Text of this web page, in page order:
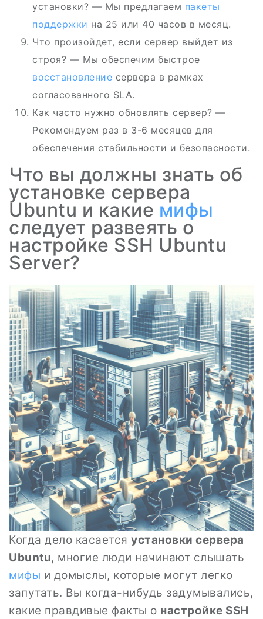
установки? — Мы предлагаем пакеты
поддержки на 25 или 40 часов в месяц.
Что произойдет, если сервер выйдет из
строя? — Мы обеспечим быстрое
восстановление сервера в рамках
согласованного SLA.
Как часто нужно обновлять сервер? —
Рекомендуем раз в 3-6 месяцев для
обеспечения стабильности и безопасности.
Что вы должны знать об
установке сервера
Ubuntu и какие мифы
следует развеять о
настройке SSH Ubuntu
Server?
Когда дело касается установки сервера
Ubuntu, многие люди начинают слышать
мифы и домыслы, которые могут легко
запутать. Вы когда-нибудь задумывались,
какие правдивые факты о настройке SSH